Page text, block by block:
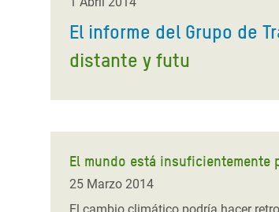
El informe del Grupo de
distante y futu
El mundo está
25 Marzo 2014